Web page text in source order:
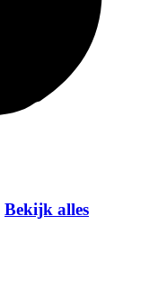
Bekijk alles